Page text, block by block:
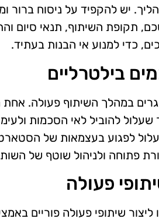
יש להקפיד על ניסוח ברור
תקופת השיתוף, תנאי סיום
כדי למנוע אי הבנות בעתיד.
בילטרליים
במהלך השיתוף פעולה. אחת
שעלול להוביל לאי הסכמות
לפגוע בעצמאות של
פתוחה ולניהול שוטף של
פעולה
שיתופי פעולה פוריים